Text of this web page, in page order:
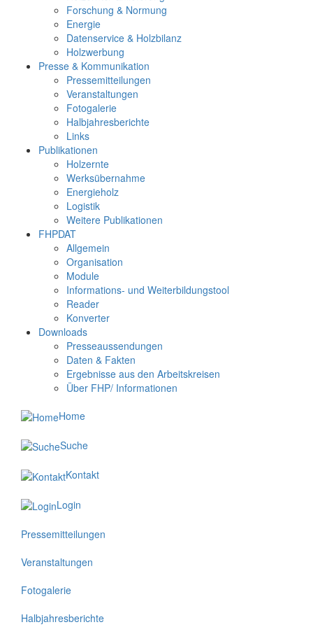
Forschung & Normung
Energie
Datenservice & Holzbilanz
Holzwerbung
Presse & Kommunikation
Pressemitteilungen
Veranstaltungen
Fotogalerie
Halbjahresberichte
Links
Publikationen
Holzernte
Werksübernahme
Energieholz
Logistik
Weitere Publikationen
FHPDAT
Allgemein
Organisation
Module
Informations- und Weiterbildungstool
Reader
Konverter
Downloads
Presseaussendungen
Daten & Fakten
Ergebnisse aus den Arbeitskreisen
Über FHP/ Informationen
Home
Suche
Kontakt
Login
Pressemitteilungen
Veranstaltungen
Fotogalerie
Halbjahresberichte